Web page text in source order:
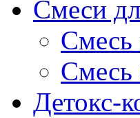
Смеси
Смесь
Смесь
Детокс-